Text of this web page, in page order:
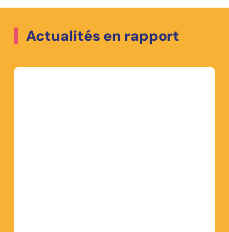
Actualités en rapport